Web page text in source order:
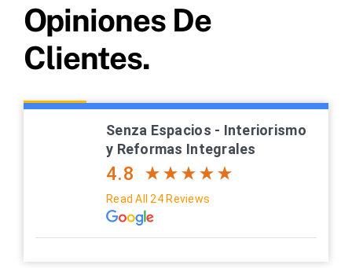
Opiniones De
Clientes.
Senza Espacios - Interiorismo
y Reformas Integrales
4.8
Read All 24 Reviews